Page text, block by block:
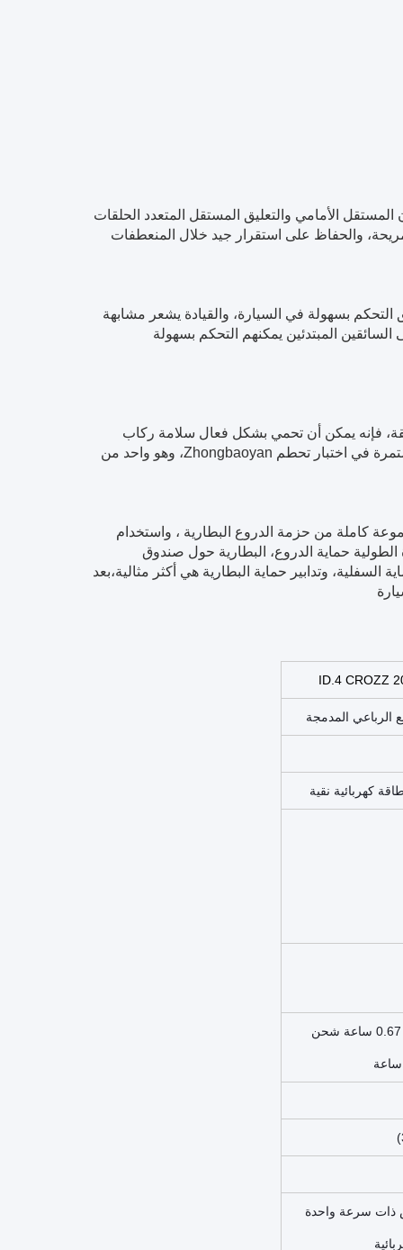
الأمامي والتعليق المستقل المتعدد الحلقات
والحفاظ على استقرار جيد خلال المنعطفات
التحكم بسهولة في السيارة، والقيادة يشعر مشابهة
السائقين المبتدئين يمكنهم التحكم بسهولة
فإنه يمكن أن تحمي بشكل فعال سلامة ركاب
السيارة في حالة الاصطدام. على سبيل المثال،لقد حصلت ID4 على أربع نتائج مستمرة في اختبار تحطم Zhongbaoyan، وهو واحد من
كاملة من حزمة الدروع البطارية ، واستخدام
الطولية حماية الدروع، البطارية حول صندوق
وتدابير حماية البطارية هي أكثر مثالية،بعد
ID.4 CROZZ
الرباعي المدمجة
شحن سريع 0.67 ساعة شحن
ذات سرعة واحدة